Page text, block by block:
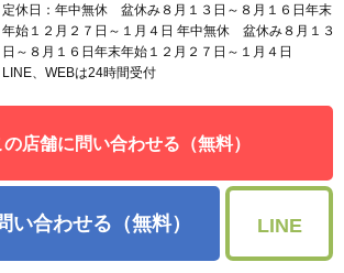
定休日：年中無休 盆休み８月１３日～８月１６日年末
年始１２月２７日～１月４日 年中無休 盆休み８月１３
日～８月１６日年末年始１２月２７日～１月４日
LINE、WEBは24時間受付
の店舗に問い合わせる（無料）
い合わせる（無料） LINE